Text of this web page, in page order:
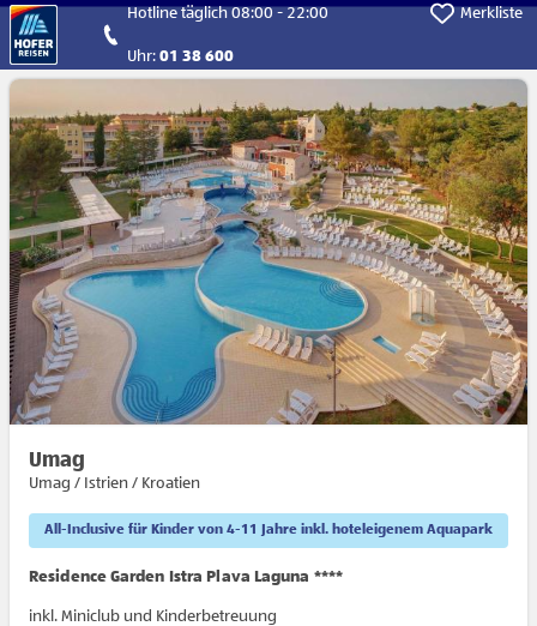
Direkt zum HauptinhaltHotline täglich 08:00 - 22:00
Uhr:01 38 600
Merkliste
Umag
Umag / Istrien / Kroatien
All-Inclusive für Kinder von 4-11 Jahre inkl. hoteleigenem Aquapark
Residence Garden Istra Plava Laguna ****
inkl. Miniclub und Kinderbetreuung